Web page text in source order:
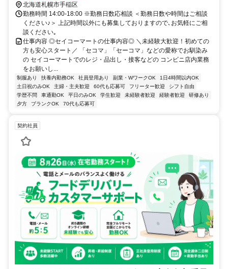
北海道札幌市手稲区
勤務時間 14:00-18:00 ※勤務日数応相談 ＜勤務日数や時間はご相談
ください♪＞ 上記時間以外にも募集しておりますので､お気軽にご相
談ください｡
仕事内容 ◎セイコーマートの仕事内容◎ ＼未経験大歓迎！初めての
方も安心スタート／ 「セコマ」「セーコマ」などの愛称でお馴染み
の セイコーマートでのレジ・品出し・接客などの コンビニ店内業務
をお願いし...
制服あり 扶養内勤務OK 社員登用あり 副業・WワークOK
1日4時間以内OK
土日祝のみOK
主婦・主夫歓迎 60代も応募可 フリーター歓迎
シフト自由
学歴不問
車通勤OK 平日のみOK 学生歓迎 未経験者歓迎 経験者歓迎
研修あり
夕方
ブランクOK 70代も応募可
契約社員